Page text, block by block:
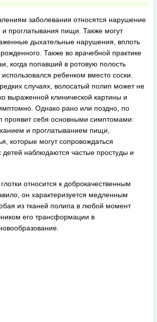
заболевания относятся нарушение
проглатывания пищи. Также могут
дыхательные нарушения, вплоть
Также во врачебной практике
когда попавший в ротовую полость
ребенком вместо соски.
случаях, волосатый полип может не
выраженной клинической картины и
Однако рано или поздно, по
проявит себя основными симптомами:
и проглатыванием пищи,
которые могут сопровождаться
детей наблюдаются частые простуды и
относится к доброкачественным
он характеризуется медленным
из тканей полипа в любой момент
его трансформации в